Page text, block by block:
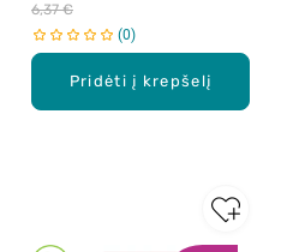
Pridėti į krepšelį
6,37 €
0